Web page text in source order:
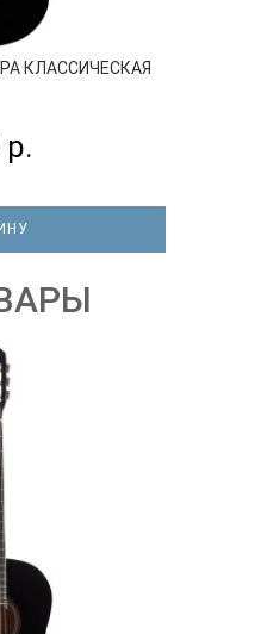
КЛАССИЧЕСКАЯ